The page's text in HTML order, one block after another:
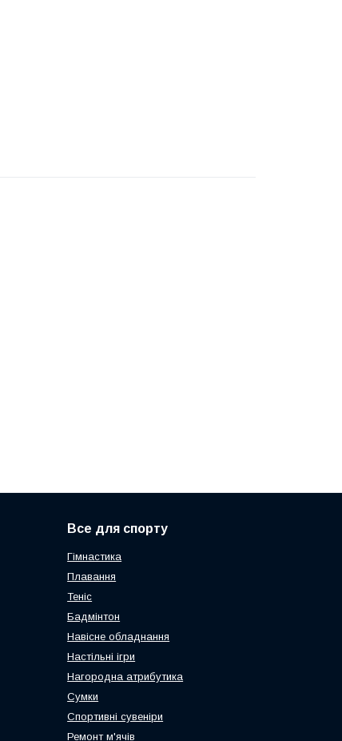
Все для спорту
Гімнастика
Плавання
Теніс
Бадмінтон
Навісне обладнання
Настільні ігри
Нагородна атрибутика
Сумки
Спортивні сувеніри
Ремонт м'ячів